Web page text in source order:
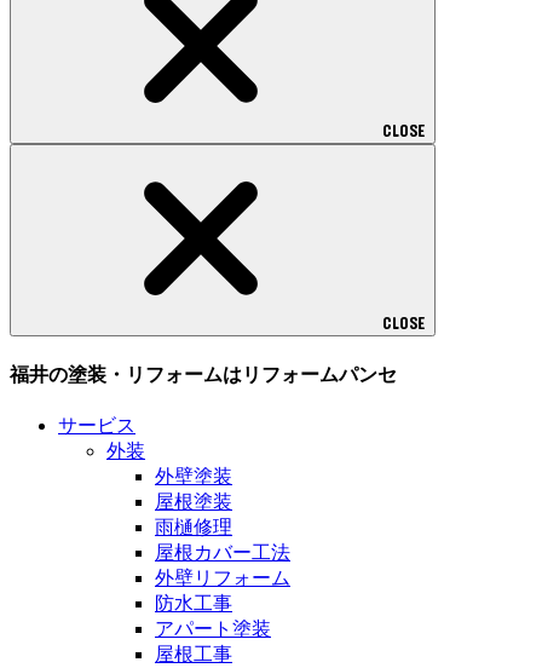
CLOSE
CLOSE
福井の塗装・リフォームはリフォームパンセ
サービス
外装
外壁塗装
屋根塗装
雨樋修理
屋根カバー工法
外壁リフォーム
防水工事
アパート塗装
屋根工事